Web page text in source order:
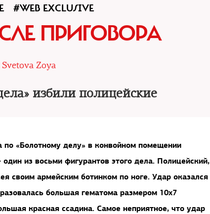
#WEB EXCLUSIVE
ПРИГОВОРА
Svetova Zoya
избили полицейские
по «Болотному делу» в конвойном помещении
из восьми фигурантов этого дела. Полицейский,
своим армейским ботинком по ноге. Удар оказался
большая гематома размером 10х7
красная ссадина. Самое неприятное, что удар